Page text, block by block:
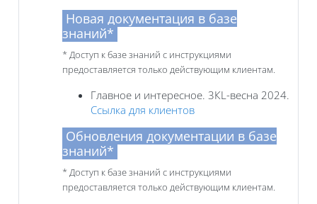
Новая документация в базе
знаний*
* Доступ к базе знаний с инструкциями
предоставляется только действующим клиентам.
Главное и интересное. 3КL-весна 2024.
Ссылка для клиентов
Обновления документации в базе
знаний*
* Доступ к базе знаний с инструкциями
предоставляется только действующим клиентам.